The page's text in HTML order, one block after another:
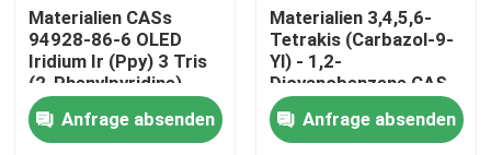
Fabrik-Ausflug
Qualitätskontrolle
Materialien CASs
94928-86-6 OLED
Iridium Ir (Ppy) 3 Tris
(2-Phenylpyridine)
Anfrage absenden
Materialien 3,4,5,6-
Tetrakis (Carbazol-9-
Yl) - 1,2-
Dicyanobenzene CAS
1416881-51-0 4CzPN
OLEDAnfrage absenden